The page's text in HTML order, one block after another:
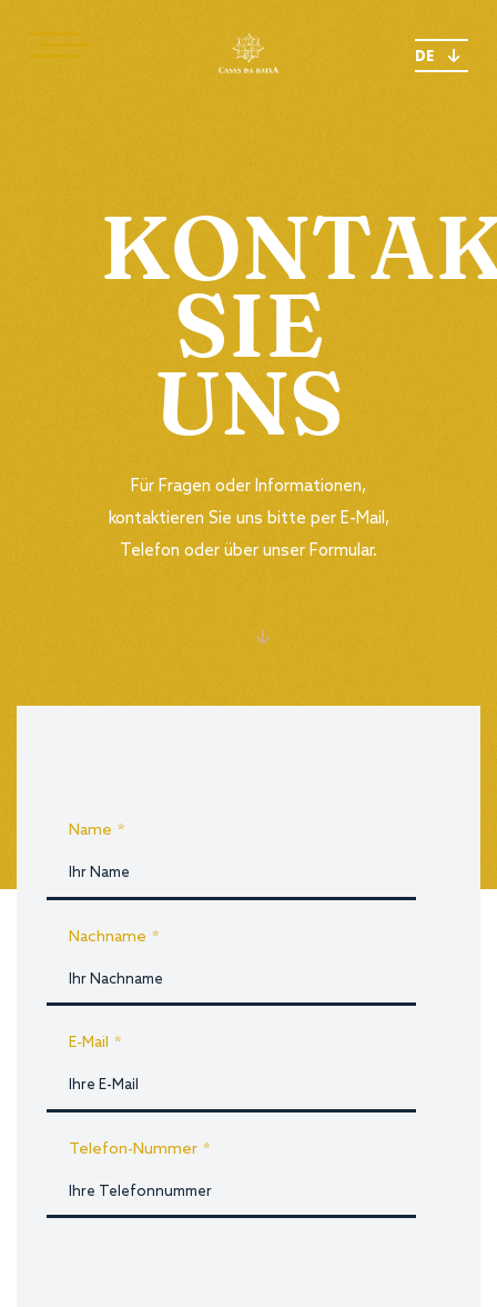
DE
SIE
UNS
Für Fragen oder Informationen,
kontaktieren Sie uns bitte per E-Mail,
Telefon oder über unser Formular.
Name *
Nachname *
E-Mail *
Telefon-Nummer *